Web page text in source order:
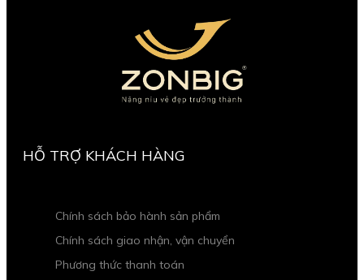
HỖ TRỢ KHÁCH HÀNG
Chính sách bảo hành sản phẩm
Chính sách giao nhận, vận chuyển
Phương thức thanh toán